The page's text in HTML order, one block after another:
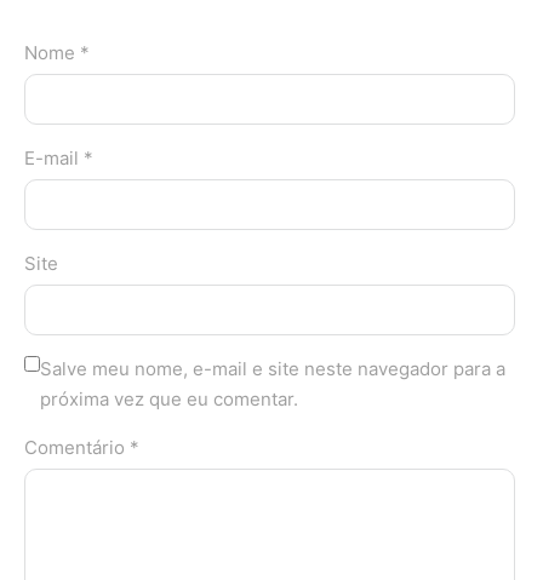
Nome *
E-mail *
Site
Salve meu nome, e-mail e site neste navegador para a
próxima vez que eu comentar.
Comentário *